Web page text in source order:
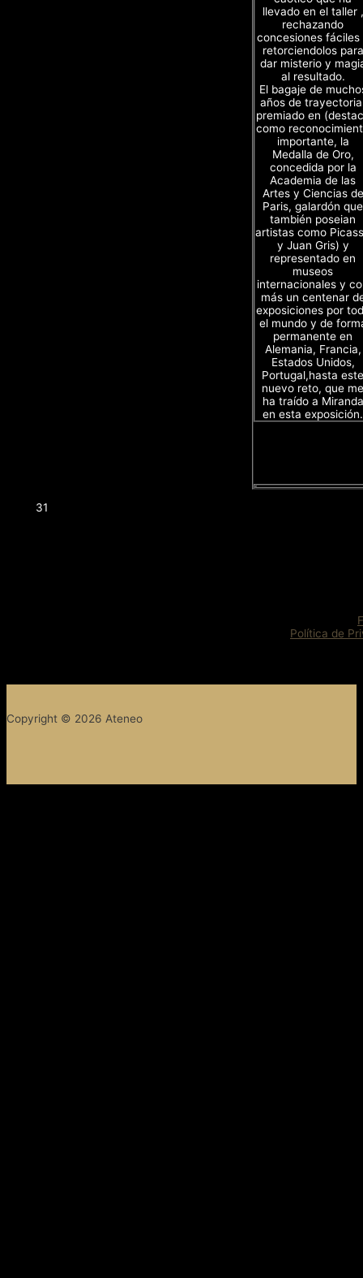
llevado en el taller ,
rechazando
concesiones fáciles
retorciendolos para
dar misterio y
al resultado.
El bagaje de
años de
premiado en
como
importante, la
Medalla de Oro,
concedida por la
Academia de las
Artes y Ciencias de
Paris, galardón que
también poseian
artistas como
y Juan Gris) y
representado en
museos
internacionales y
más un centenar
exposiciones por
el mundo y de
permanente en
Alemania, Francia,
Estados Unidos,
Portugal,hasta este
nuevo reto, que me
ha traído a Miranda
en esta exposición.
31
Política de
Copyright © 2026 Ateneo